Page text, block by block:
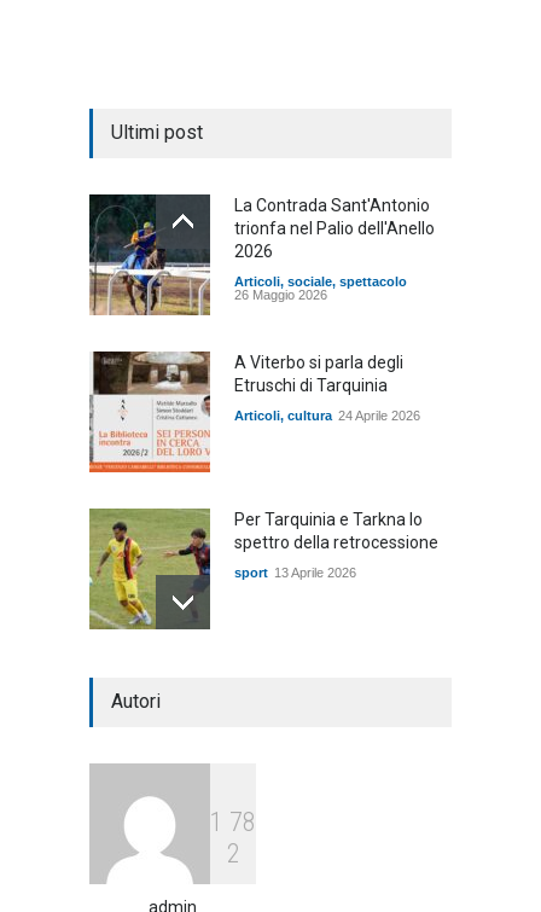
Ultimi post
La Contrada Sant'Antonio
trionfa nel Palio dell'Anello
2026
Articoli, sociale, spettacolo
26 Maggio 2026
A Viterbo si parla degli
Etruschi di Tarquinia
Articoli, cultura 24 Aprile 2026
Per Tarquinia e Tarkna lo
spettro della retrocessione
sport 13 Aprile 2026
Autori
1 78
2
admin